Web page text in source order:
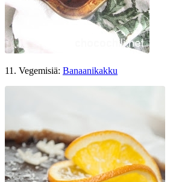
11. Vegemisiä: Banaanikakku